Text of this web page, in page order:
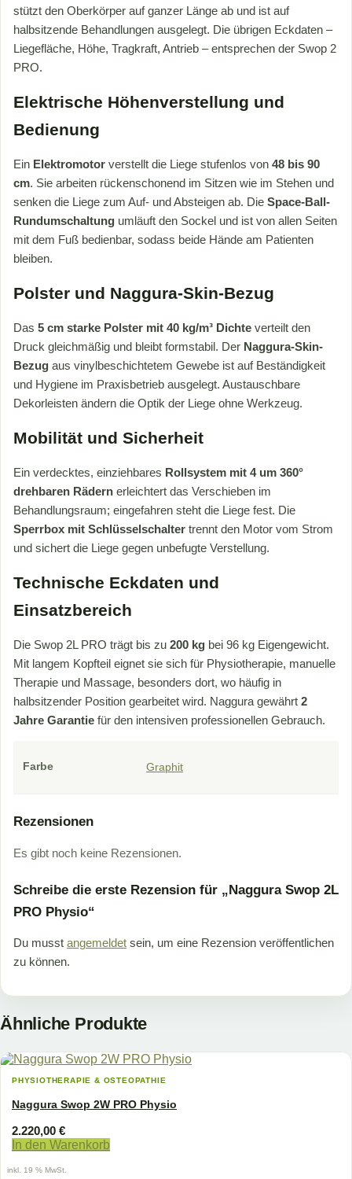
stützt den Oberkörper auf ganzer Länge ab und ist auf
halbsitzende Behandlungen ausgelegt. Die übrigen Eckdaten –
Liegefläche, Höhe, Tragkraft, Antrieb – entsprechen der Swop 2
PRO.
Elektrische Höhenverstellung und
Bedienung
Ein Elektromotor verstellt die Liege stufenlos von 48 bis 90
cm. Sie arbeiten rückenschonend im Sitzen wie im Stehen und
senken die Liege zum Auf- und Absteigen ab. Die Space-Ball-
Rundumschaltung umläuft den Sockel und ist von allen Seiten
mit dem Fuß bedienbar, sodass beide Hände am Patienten
bleiben.
Polster und Naggura-Skin-Bezug
Das 5 cm starke Polster mit 40 kg/m³ Dichte verteilt den
Druck gleichmäßig und bleibt formstabil. Der Naggura-Skin-
Bezug aus vinylbeschichtetem Gewebe ist auf Beständigkeit
und Hygiene im Praxisbetrieb ausgelegt. Austauschbare
Dekorleisten ändern die Optik der Liege ohne Werkzeug.
Mobilität und Sicherheit
Ein verdecktes, einziehbares Rollsystem mit 4 um 360°
drehbaren Rädern erleichtert das Verschieben im
Behandlungsraum; eingefahren steht die Liege fest. Die
Sperrbox mit Schlüsselschalter trennt den Motor vom Strom
und sichert die Liege gegen unbefugte Verstellung.
Technische Eckdaten und
Einsatzbereich
Die Swop 2L PRO trägt bis zu 200 kg bei 96 kg Eigengewicht.
Mit langem Kopfteil eignet sie sich für Physiotherapie, manuelle
Therapie und Massage, besonders dort, wo häufig in
halbsitzender Position gearbeitet wird. Naggura gewährt 2
Jahre Garantie für den intensiven professionellen Gebrauch.
Farbe Graphit
Rezensionen
Es gibt noch keine Rezensionen.
Schreibe die erste Rezension für „Naggura Swop 2L
PRO Physio“
Du musst angemeldet sein, um eine Rezension veröffentlichen
zu können.
Ähnliche Produkte
PHYSIOTHERAPIE & OSTEOPATHIE
Naggura Swop 2W PRO Physio
2.220,00 €
In den Warenkorb
inkl. 19 % MwSt.